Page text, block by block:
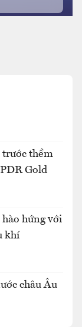
trước thềm
Gold
hứng với
khí
châu Âu